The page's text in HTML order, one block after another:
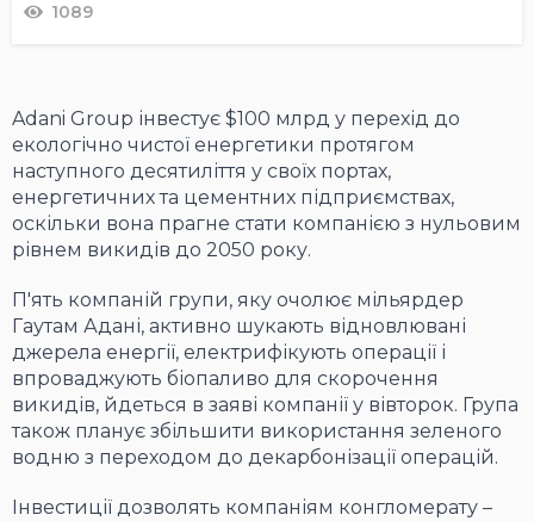
1089
Adani Group інвестує $100 млрд у перехід до
екологічно чистої енергетики протягом
наступного десятиліття у своїх портах,
енергетичних та цементних підприємствах,
оскільки вона прагне стати компанією з нульовим
рівнем викидів до 2050 року.
П'ять компаній групи, яку очолює мільярдер
Гаутам Адані, активно шукають відновлювані
джерела енергії, електрифікують операції і
впроваджують біопаливо для скорочення
викидів, йдеться в заяві компанії у вівторок. Група
також планує збільшити використання зеленого
водню з переходом до декарбонізації операцій.
Інвестиції дозволять компаніям конгломерату –